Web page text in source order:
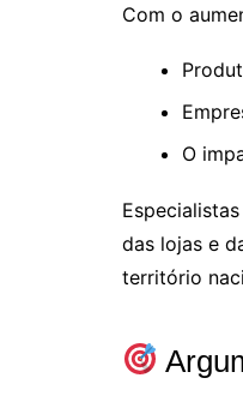
Com o
O
das lojas e
território